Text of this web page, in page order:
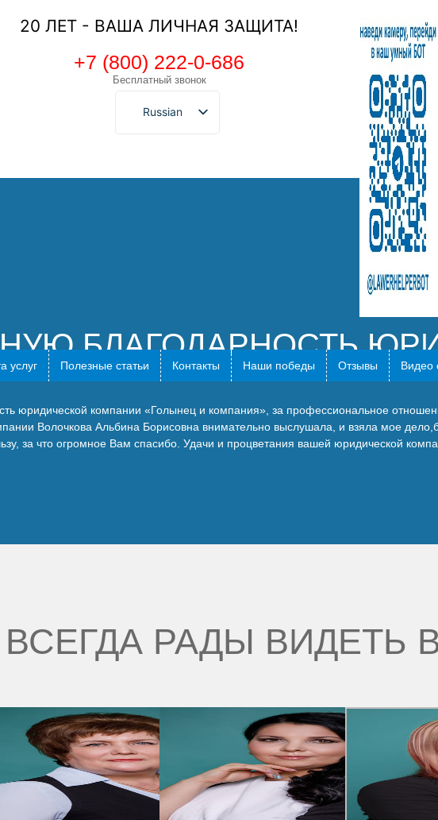
20 ЛЕТ - ВАША ЛИЧНАЯ ЗАЩИТА!
+7 (800) 222-0-686
Бесплатный звонок
Russian
услуг Полезные статьи Контакты Наши победы Отзывы Видео
БЛАГОДАРНОСТЬ
юридической компании «Голынец и компания», за профессиональное
Волочкова Альбина Борисовна внимательно выслушала, и взяла мое
за что огромное Вам спасибо. Удачи и процветания вашей юридической
ВСЕГДА РАДЫ ВИДЕТЬ